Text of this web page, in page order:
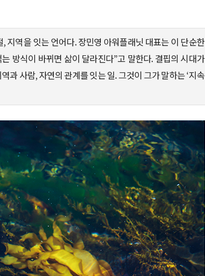
지역을 잇는 언어다. 장민영 아워플래닛 대표는 이 단순한
방식이 바뀌면 삶이 달라진다”고 말한다. 결핍의 시대가
과 사람, 자연의 관계를 잇는 일. 그것이 그가 말하는 ‘지속